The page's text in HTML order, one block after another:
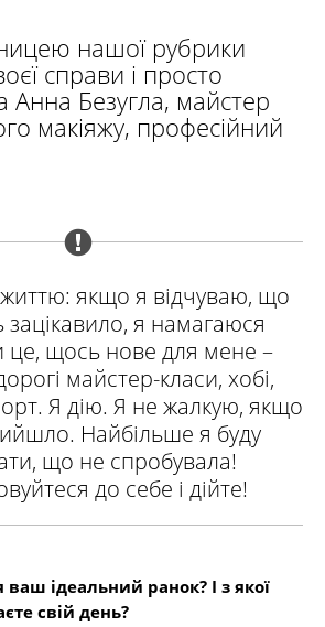
нашої рубрики
справи і просто
Анна Безугла, майстер
макіяжу, професійний
життю: якщо я відчуваю, що
я намагаюся
це, щось нове для мене –
майстер-класи, хобі,
Я дію. Я не жалкую, якщо
Найбільше я буду
що не спробувала!
до себе і дійте!
ваш ідеальний ранок? І з якої
свій день?